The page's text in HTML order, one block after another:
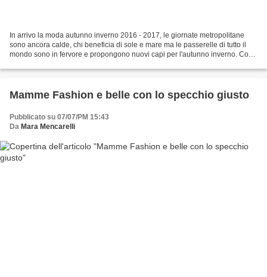
In arrivo la moda autunno inverno 2016 - 2017, le giornate metropolitane
sono ancora calde, chi beneficia di sole e mare ma le passerelle di tutto il
mondo sono in fervore e propongono nuovi capi per l'autunno inverno. Cosa
Mamme Fashion e belle con lo specchio giusto
Pubblicato su 07/07/PM 15:43
Da Mara Mencarelli